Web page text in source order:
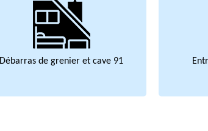
Débarras de grenier et cave 91